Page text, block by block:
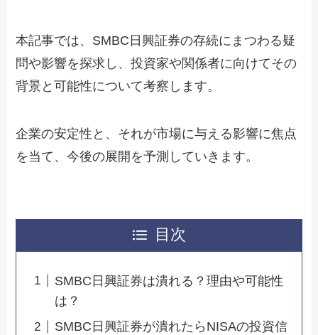
本記事では、SMBC日興証券の存続にまつわる疑
問や影響を探求し、投資家や関係者に向けてその
背景と可能性について考察します。
企業の安定性と、それが市場に与える影響に焦点
を当て、今後の展開を予測していきます。
目次
SMBC日興証券は潰れる？理由や可能性
は？
SMBC日興証券が潰れたらNISAの投資信